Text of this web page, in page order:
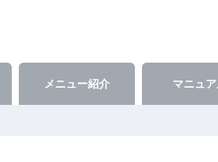
メニュー紹介 マニュ